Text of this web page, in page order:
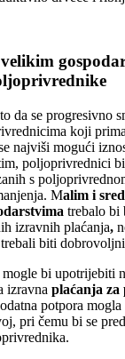
da se progresivno
koji
najviši mogući
poljoprivrednici
s
Malim i
trebalo bi
izravnih plaćanja,
biti
bi upotrijebiti
izravna plaćanja
potpora
pri čemu bi se